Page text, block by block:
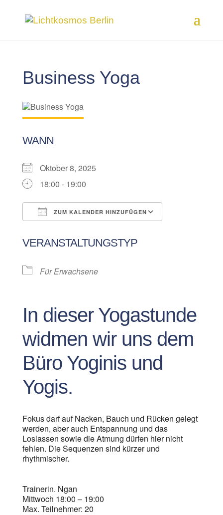
Business Yoga
WANN
Oktober 8, 2025
18:00 - 19:00
ZUM KALENDER HINZUFÜGEN
VERANSTALTUNGSTYP
Für Erwachsene
In dieser Yogastunde
widmen wir uns dem
Büro Yoginis und
Yogis.
Fokus darf auf Nacken, Bauch und Rücken gelegt
werden, aber auch Entspannung und das
Loslassen sowie die Atmung dürfen hier nicht
fehlen. Die Sequenzen sind kürzer und
rhythmischer.
Trainerin. Ngan
Mittwoch 18:00 – 19:00
Max. Teilnehmer: 20